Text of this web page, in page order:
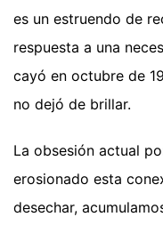
es un estruendo de
respuesta a una
cayó en octubre de
no dejó de brillar.
La obsesión actual
erosionado esta
desechar,